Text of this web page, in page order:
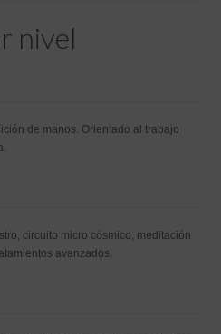
nivel
de manos. Orientado al trabajo
circuito micro cósmico, meditación
avanzados.